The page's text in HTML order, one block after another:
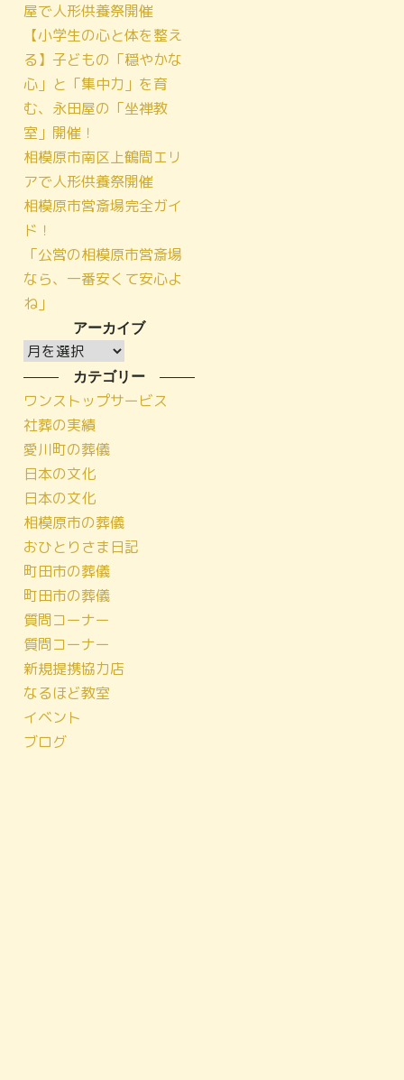
屋で人形供養祭開催
【小学生の心と体を整え
る】子どもの「穏やかな
心」と「集中力」を育
む、永田屋の「坐禅教
室」開催！
相模原市南区上鶴間エリ
アで人形供養祭開催
相模原市営斎場完全ガイ
ド！
「公営の相模原市営斎場
なら、一番安くて安心よ
ね」
アーカイブ
ア
ー
カ
イ
ブ
カテゴリー
ワンストップサービス
社葬の実績
愛川町の葬儀
日本の文化
日本の文化
相模原市の葬儀
おひとりさま日記
町田市の葬儀
町田市の葬儀
質問コーナー
質問コーナー
新規提携協力店
なるほど教室
イベント
ブログ